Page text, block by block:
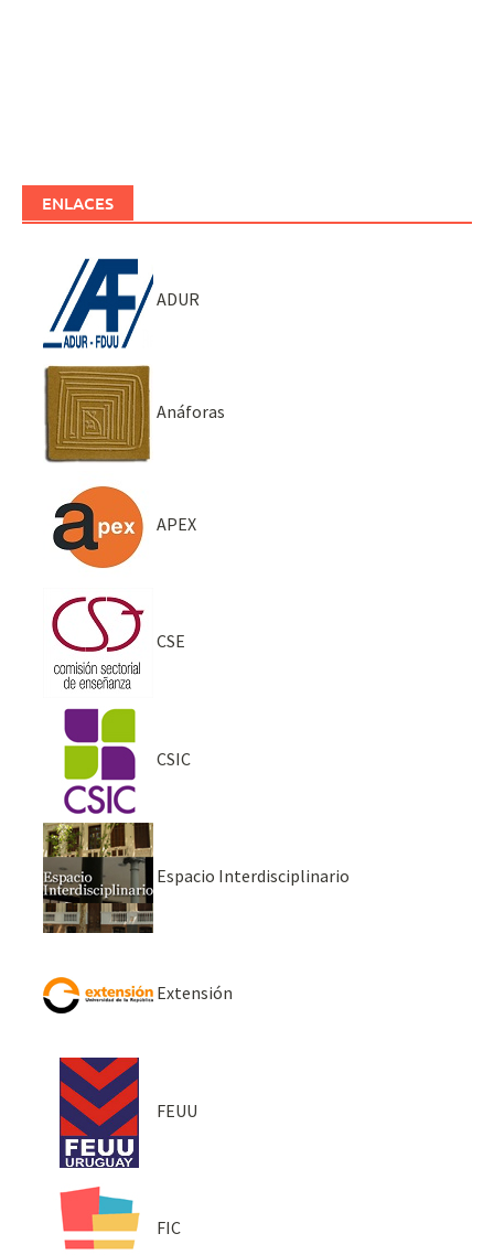
ENLACES
ADUR
Anáforas
APEX
CSE
CSIC
Espacio Interdisciplinario
Extensión
FEUU
FIC